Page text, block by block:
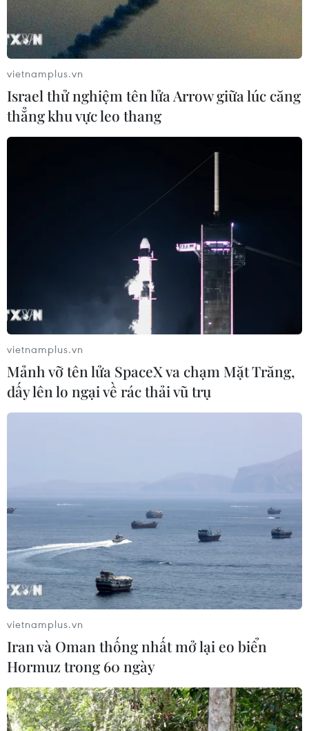
vietnamplus.vn
Israel thử nghiệm tên lửa Arrow giữa lúc căng
thẳng khu vực leo thang
vietnamplus.vn
Mảnh vỡ tên lửa SpaceX va chạm Mặt Trăng,
dấy lên lo ngại về rác thải vũ trụ
vietnamplus.vn
Iran và Oman thống nhất mở lại eo biển
Hormuz trong 60 ngày